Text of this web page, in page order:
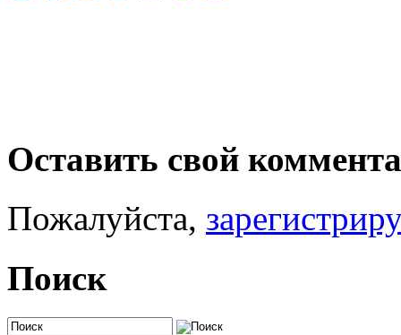
Оставить свой
Пожалуйста,
Поиск